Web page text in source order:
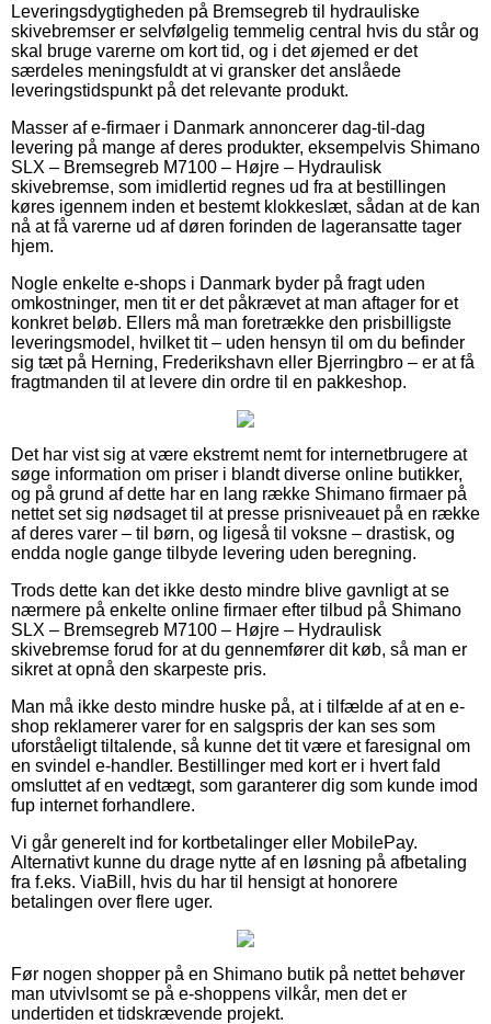
Leveringsdygtigheden på Bremsegreb til hydrauliske
skivebremser er selvfølgelig temmelig central hvis du står og
skal bruge varerne om kort tid, og i det øjemed er det
særdeles meningsfuldt at vi gransker det anslåede
leveringstidspunkt på det relevante produkt.
Masser af e-firmaer i Danmark annoncerer dag-til-dag
levering på mange af deres produkter, eksempelvis Shimano
SLX – Bremsegreb M7100 – Højre – Hydraulisk
skivebremse, som imidlertid regnes ud fra at bestillingen
køres igennem inden et bestemt klokkeslæt, sådan at de kan
nå at få varerne ud af døren forinden de lageransatte tager
hjem.
Nogle enkelte e-shops i Danmark byder på fragt uden
omkostninger, men tit er det påkrævet at man aftager for et
konkret beløb. Ellers må man foretrække den prisbilligste
leveringsmodel, hvilket tit – uden hensyn til om du befinder
sig tæt på Herning, Frederikshavn eller Bjerringbro – er at få
fragtmanden til at levere din ordre til en pakkeshop.
Det har vist sig at være ekstremt nemt for internetbrugere at
søge information om priser i blandt diverse online butikker,
og på grund af dette har en lang række Shimano firmaer på
nettet set sig nødsaget til at presse prisniveauet på en række
af deres varer – til børn, og ligeså til voksne – drastisk, og
endda nogle gange tilbyde levering uden beregning.
Trods dette kan det ikke desto mindre blive gavnligt at se
nærmere på enkelte online firmaer efter tilbud på Shimano
SLX – Bremsegreb M7100 – Højre – Hydraulisk
skivebremse forud for at du gennemfører dit køb, så man er
sikret at opnå den skarpeste pris.
Man må ikke desto mindre huske på, at i tilfælde af at en e-
shop reklamerer varer for en salgspris der kan ses som
uforståeligt tiltalende, så kunne det tit være et faresignal om
en svindel e-handler. Bestillinger med kort er i hvert fald
omsluttet af en vedtægt, som garanterer dig som kunde imod
fup internet forhandlere.
Vi går generelt ind for kortbetalinger eller MobilePay.
Alternativt kunne du drage nytte af en løsning på afbetaling
fra f.eks. ViaBill, hvis du har til hensigt at honorere
betalingen over flere uger.
Før nogen shopper på en Shimano butik på nettet behøver
man utvivlsomt se på e-shoppens vilkår, men det er
undertiden et tidskrævende projekt.